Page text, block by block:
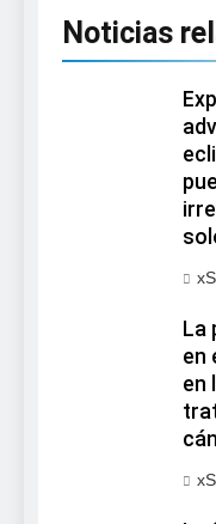
Noticias
La
en
en